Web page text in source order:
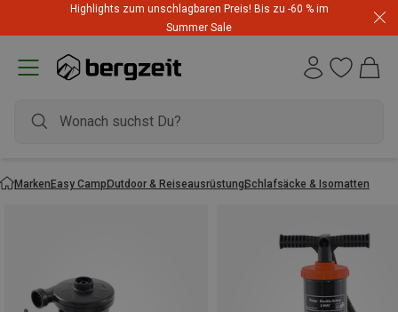
Highlights zum unschlagbaren Preis! Bis zu -60 % im
Summer Sale
MarkenEasy CampOutdoor & ReiseausrüstungSchlafsäcke & Isomatten